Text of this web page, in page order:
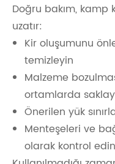
Doğru bakım, kamp
uzatır:
Kir oluşumunu
temizleyin
Malzeme
ortamlarda
Önerilen yük
Menteşeleri ve
olarak kontrol edin